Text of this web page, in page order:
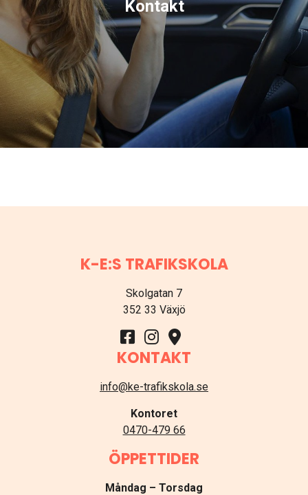
Kontakt
K-E:S TRAFIKSKOLA
Skolgatan 7
352 33 Växjö
KONTAKT
info@ke-trafikskola.se
Kontoret
0470-479 66
ÖPPETTIDER
Måndag – Torsdag